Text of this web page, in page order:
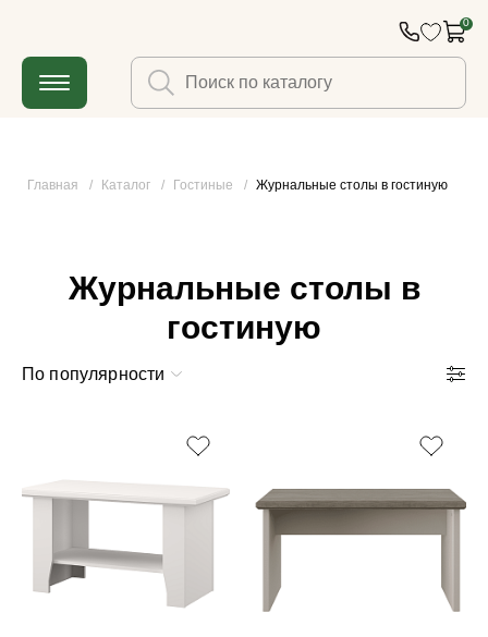
0
Главная / Каталог / Гостиные / Журнальные столы в гостиную
Журнальные столы в
гостиную
По популярности